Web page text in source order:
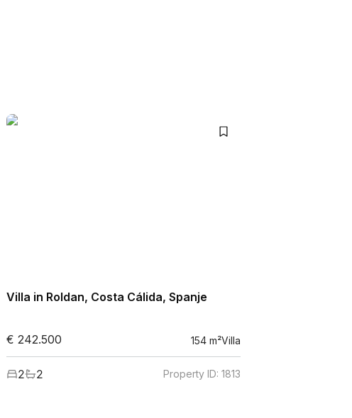
Villa in Roldan, Costa Cálida, Spanje
€ 242.500 154 m²Villa
2 2 Property ID: 1813